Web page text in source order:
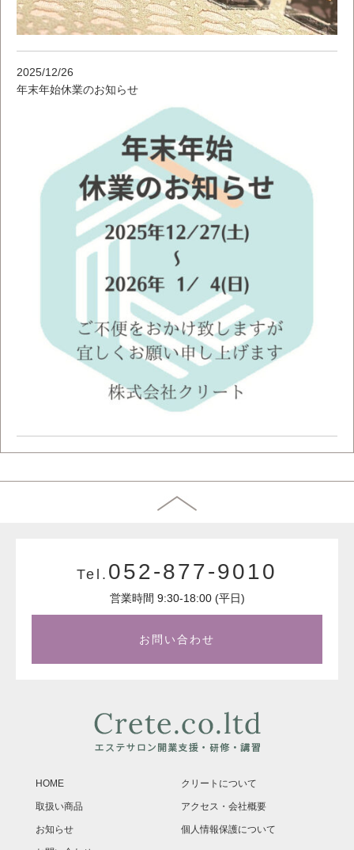
2025/12/26
年末年始休業のお知らせ
Tel. 052-877-9010
営業時間 9:30-18:00 (平日)
お問い合わせ
HOME クリートについて
取扱い商品 アクセス・会社概要
お知らせ 個人情報保護について